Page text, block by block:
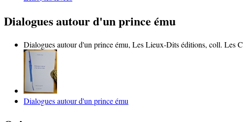
Dialogues autour d'un prince ému
Dialogues autour d'un prince ému, Les Lieux-Dits éditions, coll. Les
Dialogues autour d'un prince ému